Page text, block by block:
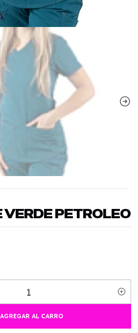
VERDE PETROLEO
AGREGAR AL CARRO